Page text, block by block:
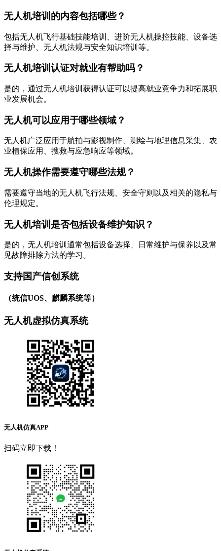
无人机培训的内容包括哪些？
包括无人机飞行基础技能培训、进阶无人机操控技能、设备选
择与维护、无人机法规与安全知识培训等。
无人机培训认证对就业有帮助吗？
是的，通过无人机培训获得认证可以提高就业竞争力和拓展职
业发展机会。
无人机可以应用于哪些领域？
无人机广泛应用于航拍与影视制作、测绘与地理信息采集、农
业植保应用、搜救与应急响应等领域。
无人机操作需要遵守哪些法规？
需要遵守当地的无人机飞行法规、安全守则以及相关的隐私与
伦理规定。
无人机培训是否包括设备维护知识？
是的，无人机培训通常包括设备选择、日常维护与保养以及常
见故障排除方法的学习。
支持国产信创系统
（统信UOS、麒麟系统等）
无人机虚拟仿真系统
无人机仿真APP
扫码立即下载！